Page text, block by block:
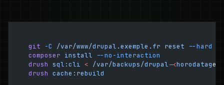
git -C /var/www/drupal.exemple.fr reset --hard
composer install --no-interaction
drush sql:cli < /var/backups/drupal-<horodatage
drush cache:rebuild